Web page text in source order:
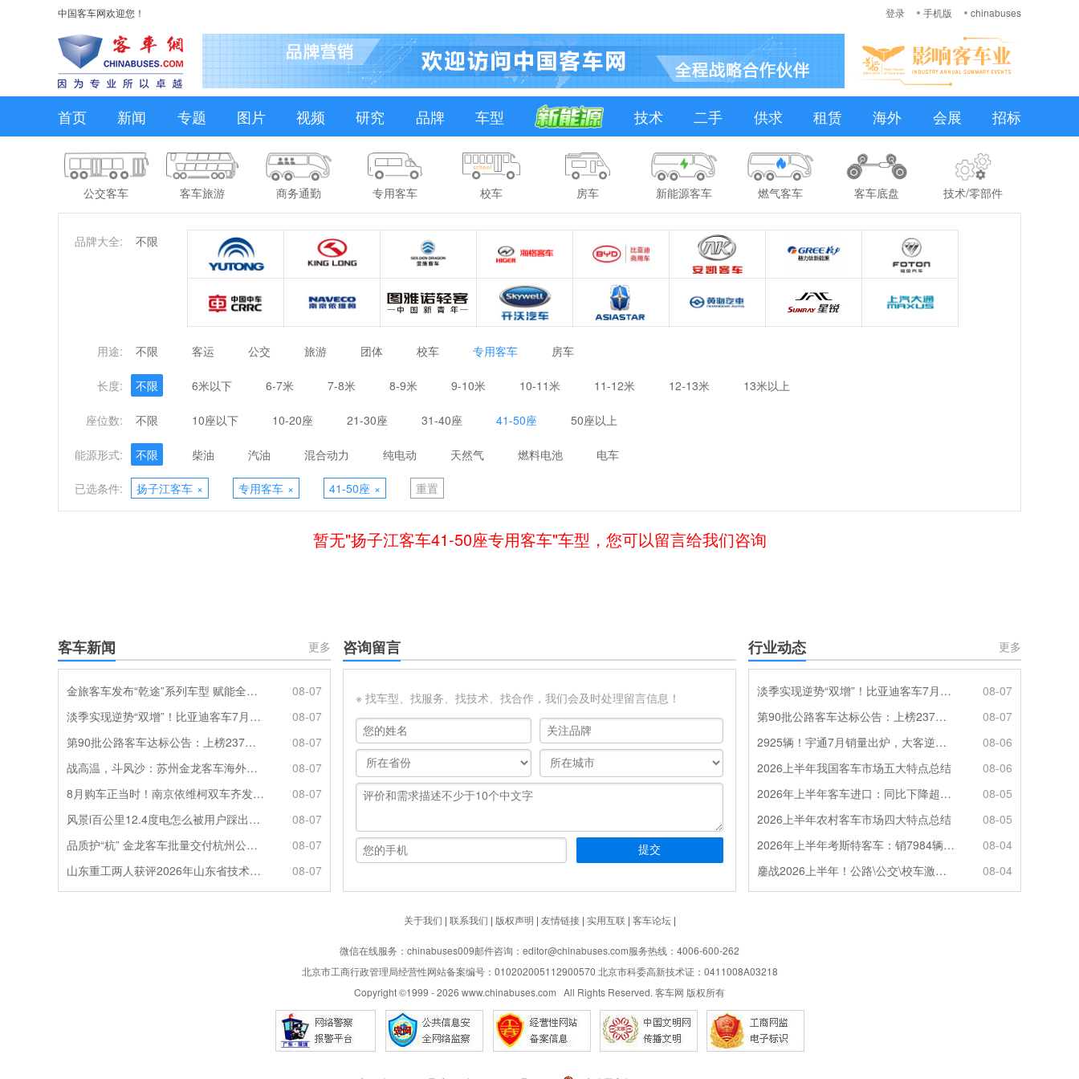
中国客车网欢迎您！ 登录 手机版 chinabuses
首页 新闻 专题 图片 视频 研究 品牌 车型 技术 二手 供求 租赁 海外 会展 招标
公交客车 客车旅游 商务通勤 专用客车 校车 房车 新能源客车 燃气客车 客车底盘 技术/零部件
品牌大全: 不限
用途: 不限 客运 公交 旅游 团体 校车 专用客车 房车
长度: 不限 6米以下 6-7米 7-8米 8-9米 9-10米 10-11米 11-12米 12-13米 13米以上
座位数: 不限 10座以下 10-20座 21-30座 31-40座 41-50座 50座以上
能源形式: 不限 柴油 汽油 混合动力 纯电动 天然气 燃料电池 电车
已选条件: 扬子江客车 × 专用客车 × 41-50座 × 重置
暂无"扬子江客车41-50座专用客车"车型，您可以留言给我们咨询
客车新闻 更多
金旅客车发布“乾途”系列车型 赋能全球客运产业提质升级
08-07
淡季实现逆势“双增”！比亚迪客车7月热销620辆创新高
08-07
第90批公路客车达标公告：上榜237款创次高，混动\燃料电池缺席
08-07
战高温，斗风沙：苏州金龙客车海外服务的“极限温度测试”
08-07
8月购车正当时！南京依维柯双车齐发限时福利全解析
08-07
风景i百公里12.4度电怎么被用户踩出来的？
08-07
品质护“杭” 金龙客车批量交付杭州公交集团72辆
08-07
山东重工两人获评2026年山东省技术技能大师
08-07
咨询留言
※ 找车型、找服务、找技术、找合作，我们会及时处理留言信息！
行业动态 更多
淡季实现逆势“双增”！比亚迪客车7月热销620辆创新高
08-07
第90批公路客车达标公告：上榜237款创次高，混动\燃料电池缺席
08-07
2925辆！宇通7月销量出炉，大客逆势走强筑牢基本盘
08-06
2026上半年我国客车市场五大特点总结
08-06
2026年上半年客车进口：同比下降超4成，轻客主体地位凸显
08-05
2026上半年农村客车市场四大特点总结
08-05
2026年上半年考斯特客车：销7984辆 6米领涨领跑 电动化提速
08-04
鏖战2026上半年！公路\公交\校车激烈角逐，谁问鼎赛道赢家?
08-04
关于我们 | 联系我们 | 版权声明 | 友情链接| 实用互联| 客车论坛|
微信在线服务：chinabuses009邮件咨询：editor@chinabuses.com服务热线：4006-600-262
北京市工商行政管理局经营性网站备案编号：010202005112900570 北京市科委高新技术证：0411008A03218
Copyright ©1999 -2026 www.chinabuses.com All Rights Reserved. 客车网 版权所有